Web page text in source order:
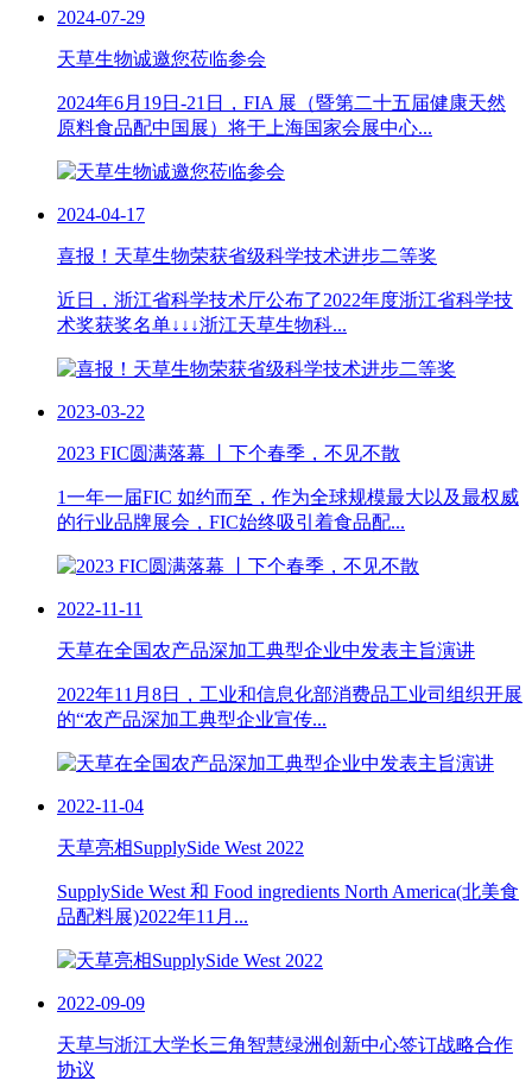
2024-07-29
天草生物诚邀您莅临参会
2024年6月19日-21日，FIA 展（暨第二十五届健康天然
原料食品配中国展）将于上海国家会展中心...
2024-04-17
喜报！天草生物荣获省级科学技术进步二等奖
近日，浙江省科学技术厅公布了2022年度浙江省科学技
术奖获奖名单↓↓↓浙江天草生物科...
2023-03-22
2023 FIC圆满落幕 丨下个春季，不见不散
1一年一届FIC 如约而至，作为全球规模最大以及最权威
的行业品牌展会，FIC始终吸引着食品配...
2022-11-11
天草在全国农产品深加工典型企业中发表主旨演讲
2022年11月8日，工业和信息化部消费品工业司组织开展
的“农产品深加工典型企业宣传...
2022-11-04
天草亮相SupplySide West 2022
SupplySide West 和 Food ingredients North America(北美食
品配料展)2022年11月...
2022-09-09
天草与浙江大学长三角智慧绿洲创新中心签订战略合作
协议